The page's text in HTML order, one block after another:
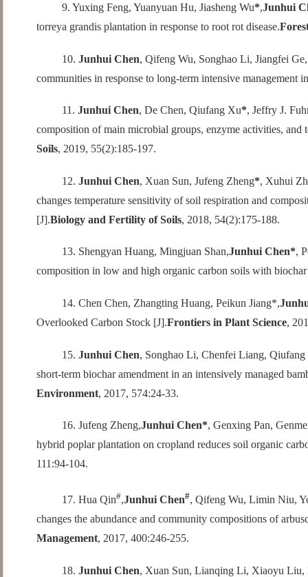
9. Yuxing Feng, Yuanyuan Hu, Jiasheng Wu*,Junhui
torreya grandis plantation in response to root rot disease.
10. Junhui Chen, Qifeng Wu, Songhao Li, Jiangfei
communities in response to long-term intensive management
11. Junhui Chen, De Chen, Qiufang Xu*, Jeffry J.
composition of main microbial groups, enzyme activities,
Soils, 2019, 55(2):185-197.
12. Junhui Chen, Xuan Sun, Jufeng Zheng*, Xuhui
changes temperature sensitivity of soil respiration and
[J].Biology and Fertility of Soils, 2018, 54(2):175-188.
13. Shengyan Huang, Mingjuan Shan,Junhui Chen*,
composition in low and high organic carbon soils with
14. Chen Chen, Zhangting Huang, Peikun Jiang*,
Overlooked Carbon Stock [J].Frontiers in Plant Science,
15. Junhui Chen, Songhao Li, Chenfei Liang,
short-term biochar amendment in an intensively managed
Environment, 2017, 574:24-33.
16. Jufeng Zheng,Junhui Chen*, Genxing Pan,
hybrid poplar plantation on cropland reduces soil organic
111:94-104.
17. Hua Qin#,Junhui Chen#, Qifeng Wu, Limin Niu,
changes the abundance and community compositions of
Management, 2017, 400:246-255.
18. Junhui Chen, Xuan Sun, Lianqing Li, Xiaoyu Liu,